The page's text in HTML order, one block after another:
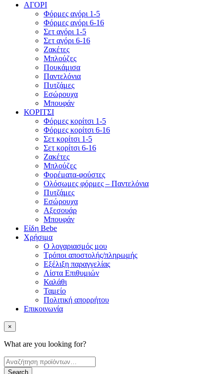
ΑΓΟΡΙ
Φόρμες αγόρι 1-5
Φόρμες αγόρι 6-16
Σετ αγόρι 1-5
Σετ αγόρι 6-16
Ζακέτες
Μπλούζες
Πουκάμισα
Παντελόνια
Πυτζάμες
Εσώρουχα
Μπουφάν
ΚΟΡΙΤΣΙ
Φόρμες κορίτσι 1-5
Φόρμες κορίτσι 6-16
Σετ κορίτσι 1-5
Σετ κορίτσι 6-16
Ζακέτες
Μπλούζες
Φορέματα-φούστες
Ολόσωμες φόρμες – Παντελόνια
Πυτζάμες
Εσώρουχα
Αξεσουάρ
Μπουφάν
Είδη Bebe
Χρήσιμα
Ο λογαριασμός μου
Τρόποι αποστολής/πληρωμής
Εξέλιξη παραγγελίας
Λίστα Επιθυμιών
Καλάθι
Ταμείο
Πολιτική απορρήτου
Επικοινωνία
×
What are you looking for?